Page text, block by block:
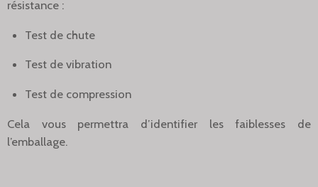
résistance :
Test de chute
Test de vibration
Test de compression
Cela vous permettra d’identifier les faiblesses de
l’emballage.